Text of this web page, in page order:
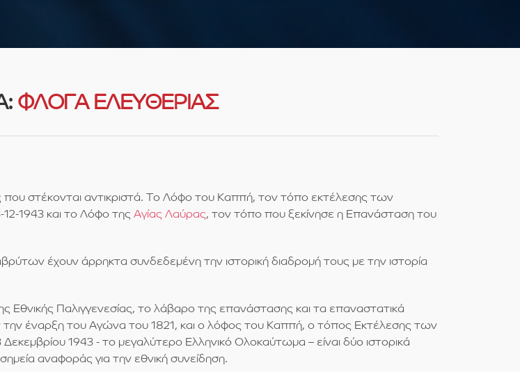
ΦΛΟΓΑ ΕΛΕΥΘΕΡΙΑΣ
στέκονται αντικριστά. Το Λόφο του Καππή, τον τόπο εκτέλεσης των
1943 και το Λόφο της Αγίας Λαύρας, τον τόπο που ξεκίνησε η Επανάσταση του
έχουν άρρηκτα συνδεδεμένη την ιστορική διαδρομή τους με την ιστορία
Εθνικής Παλιγγενεσίας, το λάβαρο της επανάστασης και τα επαναστατικά
έναρξη του Αγώνα του 1821, και ο λόφος του Καππή, ο τόπος Εκτέλεσης των
1943 - το μεγαλύτερο Ελληνικό Ολοκαύτωμα – είναι δύο ιστορικά
αναφοράς για την εθνική συνείδηση.